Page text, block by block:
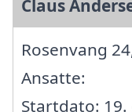
Claus
Rosenvang
Ansatte:
Startdato: